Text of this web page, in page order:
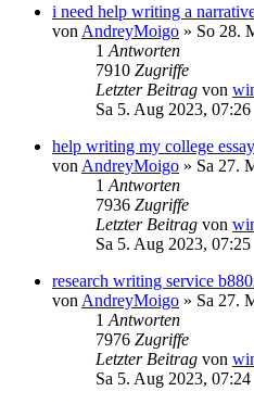
i need help writing a
von AndreyMoigo » So 28.
1 Antworten
7910 Zugriffe
Letzter Beitrag von
Sa 5. Aug 2023, 07:26
help writing my college
von AndreyMoigo » Sa 27.
1 Antworten
7936 Zugriffe
Letzter Beitrag von
Sa 5. Aug 2023, 07:25
research writing service
von AndreyMoigo » Sa 27.
1 Antworten
7976 Zugriffe
Letzter Beitrag von
Sa 5. Aug 2023, 07:24